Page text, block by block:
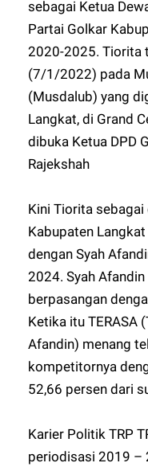
sebagai Ketua
Partai Golkar
2020-2025. Tiorita
(7/1/2022) pada
(Musdalub) yang
Langkat, di Grand
dibuka Ketua DPD
Rajekshah
Kini Tiorita
Kabupaten
dengan Syah
2024. Syah
berpasangan
Ketika itu TERASA
Afandin) menang
kompetitornya
52,66 persen dari
Karier Politik TRP
periodisasi 2019 –